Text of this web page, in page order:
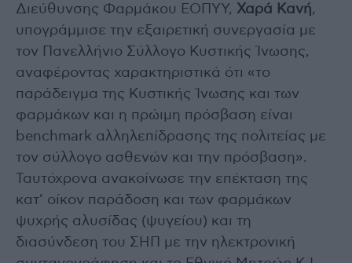
Διεύθυνσης Φαρμάκου ΕΟΠΥΥ, Χαρά Κανή,
υπογράμμισε την εξαιρετική συνεργασία με
τον Πανελλήνιο Σύλλογο Κυστικής Ίνωσης,
αναφέροντας χαρακτηριστικά ότι «το
παράδειγμα της Κυστικής Ίνωσης και των
φαρμάκων και η πρώιμη πρόσβαση είναι
benchmark αλληλεπίδρασης της πολιτείας με
τον σύλλογο ασθενών και την πρόσβαση».
Ταυτόχρονα ανακοίνωσε την επέκταση της
κατ’ οίκον παράδοση και των φαρμάκων
ψυχρής αλυσίδας (ψυγείου) και τη
διασύνδεση του ΣΗΠ με την ηλεκτρονική